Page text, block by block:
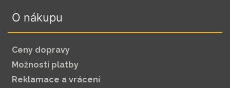
O nákupu
Ceny dopravy
Možnosti platby
Reklamace a vrácení